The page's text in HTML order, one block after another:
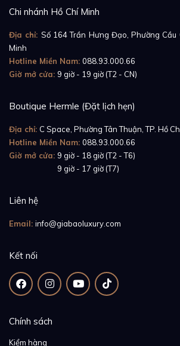
Chi nhánh Hồ Chí Minh
Địa chỉ: Số 164 Trần Hưng Đạo, Phường Cầu
Minh
Hotline Miền Nam: 088.93.000.66
Giờ mở cửa: 9 giờ - 19 giờ (T2 - CN)
Boutique Hermle (Đặt lịch hẹn)
Địa chỉ: C Space, Phường Tân Thuận, TP. Hồ
Hotline Miền Nam: 088.93.000.66
Giờ mở cửa: 9 giờ - 18 giờ (T2 - T6)
9 giờ - 17 giờ (T7)
Liên hệ
Email: info@giabaoluxury.com
Kết nối
Chính sách
Kiểm hàng